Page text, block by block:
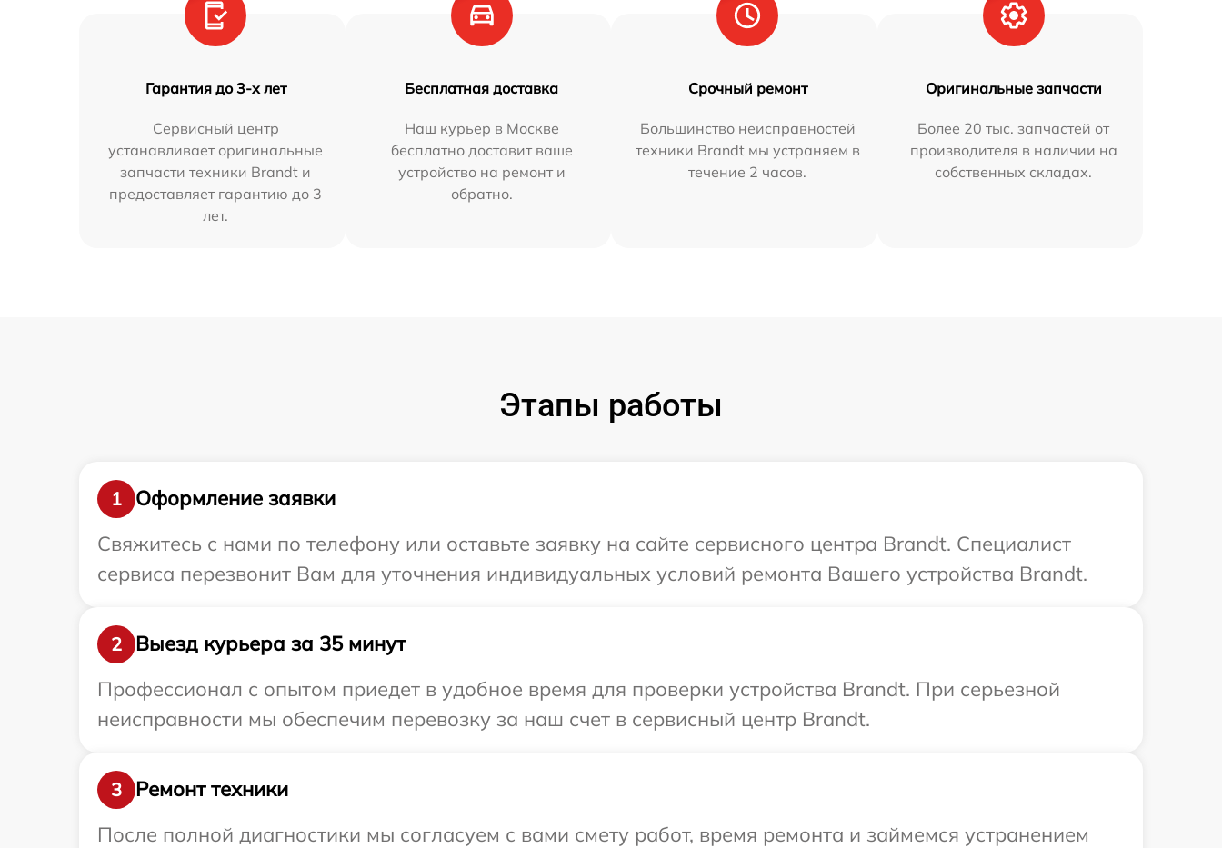
Гарантия до 3-х лет
Сервисный центр
устанавливает оригинальные
запчасти техники Brandt и
предоставляет гарантию до 3
лет.
Бесплатная доставка
Наш курьер в Москве
бесплатно доставит ваше
устройство на ремонт и
обратно.
Срочный ремонт
Большинство неисправностей
техники Brandt мы устраняем в
течение 2 часов.
Оригинальные запчасти
Более 20 тыс. запчастей от
производителя в наличии на
собственных складах.
Этапы работы
1
Оформление заявки
Свяжитесь с нами по телефону или оставьте заявку на сайте сервисного центра Brandt. Специалист
сервиса перезвонит Вам для уточнения индивидуальных условий ремонта Вашего устройства Brandt.
2
Выезд курьера за 35 минут
Профессионал с опытом приедет в удобное время для проверки устройства Brandt. При серьезной
неисправности мы обеспечим перевозку за наш счет в сервисный центр Brandt.
3
Ремонт техники
После полной диагностики мы согласуем с вами смету работ, время ремонта и займемся устранением